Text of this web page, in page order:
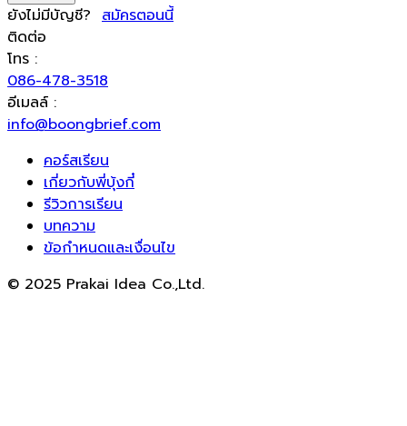
ยังไม่มีบัญชี? สมัครตอนนี้
ติดต่อ
โทร :
086-478-3518
อีเมลล์ :
info@boongbrief.com
คอร์สเรียน
เกี่ยวกับพี่บุ้งกี๋
รีวิวการเรียน
บทความ
ข้อกำหนดและเงื่อนไข
© 2025 Prakai Idea Co.,Ltd.